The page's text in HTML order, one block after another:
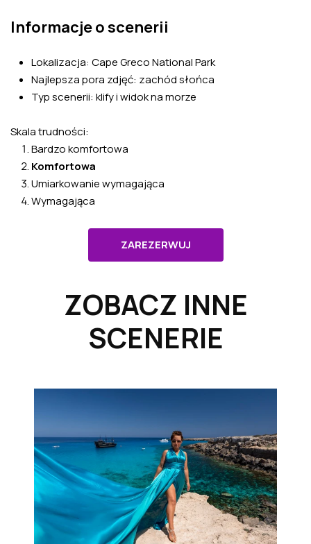
ZOBACZ INNE
SCENERIE
Informacje o scenerii
Lokalizacja: Cape Greco National Park
Najlepsza pora zdjęć: zachód słońca
Typ scenerii: klify i widok na morze
Skala trudności:
Bardzo komfortowa
Komfortowa
Umiarkowanie wymagająca
Wymagająca
ZAREZERWUJ